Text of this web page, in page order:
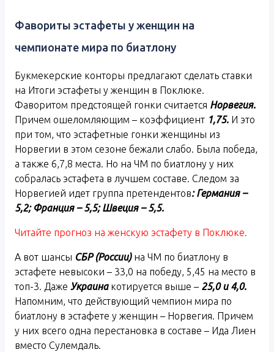
Фавориты эстафеты у женщин на
чемпионате мира по биатлону
Букмекерские конторы предлагают сделать ставки
на Итоги эстафеты у женщин в Поклюке.
Фаворитом предстоящей гонки считается Норвегия.
Причем ошеломляющим – коэффициент 1,75. И это
при том, что эстафетные гонки женщины из
Норвегии в этом сезоне бежали слабо. Была победа,
а также 6,7,8 места. Но на ЧМ по биатлону у них
собралась эстафета в лучшем составе. Следом за
Норвегией идет группа претендентов: Германия –
5,2; Франция – 5,5; Швеция – 5,5.
Читайте прогноз на женскую эстафету в Поклюке.
А вот шансы СБР (России)на ЧМ по биатлону в
эстафете невысоки – 33,0 на победу, 5,45 на место в
топ-3. Даже Украинакотируется выше – 25,0 и 4,0.
Напомним, что действующий чемпион мира по
биатлону в эстафете у женщин – Норвегия. Причем
у них всего одна перестановка в составе – Ида Лиен
вместо Сулемдаль.